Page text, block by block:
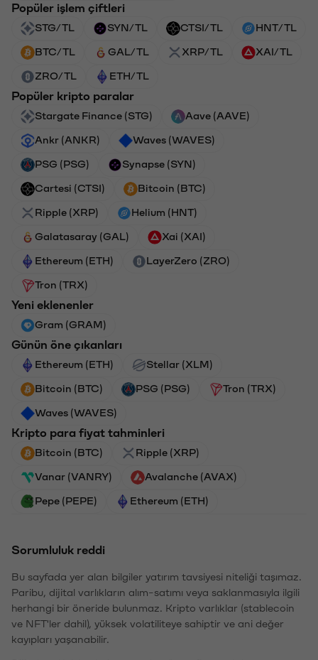
Popüler işlem çiftleri
STG/TL SYN/TL CTSI/TL HNT/TL
BTC/TL GAL/TL XRP/TL XAI/TL
ZRO/TL ETH/TL
Popüler kripto paralar
Stargate Finance (STG) Aave (AAVE)
Ankr (ANKR) Waves (WAVES)
PSG (PSG) Synapse (SYN)
Cartesi (CTSI) Bitcoin (BTC)
Ripple (XRP) Helium (HNT)
Galatasaray (GAL) Xai (XAI)
Ethereum (ETH) LayerZero (ZRO)
Tron (TRX)
Yeni eklenenler
Gram (GRAM)
Günün öne çıkanları
Ethereum (ETH) Stellar (XLM)
Bitcoin (BTC) PSG (PSG) Tron (TRX)
Waves (WAVES)
Kripto para fiyat tahminleri
Bitcoin (BTC) Ripple (XRP)
Vanar (VANRY) Avalanche (AVAX)
Pepe (PEPE) Ethereum (ETH)
Sorumluluk reddi
Bu sayfada yer alan bilgiler yatırım tavsiyesi niteliği taşımaz.
Paribu, dijital varlıkların alım-satımı veya saklanmasıyla ilgili
herhangi bir öneride bulunmaz. Kripto varlıklar (stablecoin
ve NFT'ler dahil), yüksek volatiliteye sahiptir ve ani değer
kayıpları yaşanabilir.